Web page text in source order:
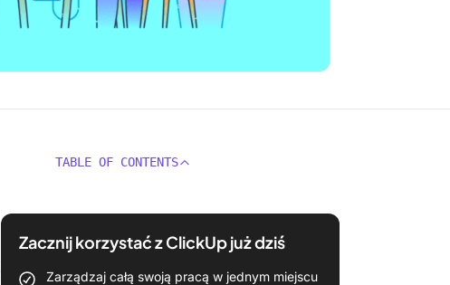
TABLE OF CONTENTS
Zacznij korzystać z ClickUp już dziś
Zarządzaj całą swoją pracą w jednym miejscu